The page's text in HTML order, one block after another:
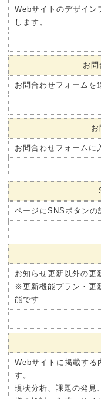
Webサイトのデザイン
します。
お
お問合わせフォームを
お問合わせフォームに
ページにSNSボタンの
お知らせ更新以外の更
※更新機能プラン・更
能です
Webサイトに掲載する
す。
現状分析、課題の発見